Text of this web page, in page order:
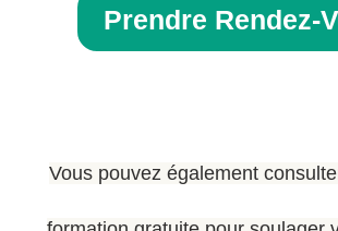
Prendre Rendez-
Vous pouvez également